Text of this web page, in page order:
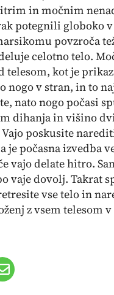
in močnim
potegnili globoko
povzroča
celotno telo.
telesom, kot je
nogo v stran, in to
nato nogo počasi
dihanja in višino
poskusite
je počasna izvedba
vajo delate hitro.
vaje dovolj. Takrat
vse telo in
z vsem telesom